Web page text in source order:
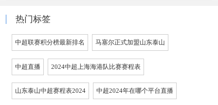
热门标签
中超联赛积分榜最新排名 马塞尔正式加盟山东泰山
中超直播 2024中超上海海港队比赛赛程表
山东泰山中超赛程表2024 中超2024年在哪个平台直播